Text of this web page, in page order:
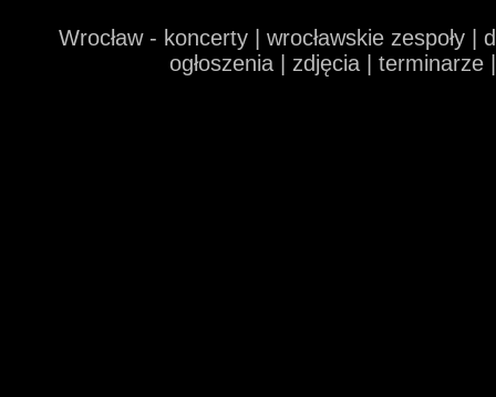
Wrocław - koncerty | wrocławskie zespoły
ogłoszenia | zdjęcia |